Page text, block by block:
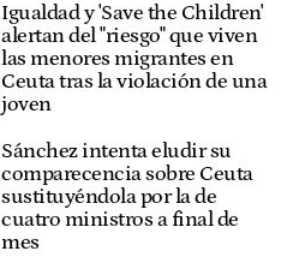
Igualdad y 'Save the Children'
alertan del "riesgo" que viven
las menores migrantes en
Ceuta tras la violación de una
joven
Sánchez intenta eludir su
comparecencia sobre Ceuta
sustituyéndola por la de
cuatro ministros a final de
mes